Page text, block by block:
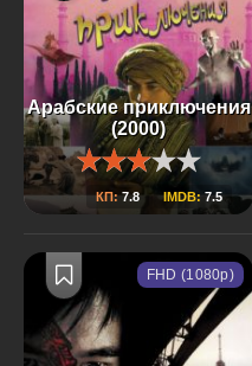
Арабские приключения
(2000)
КП:7.8 IMDB:7.5
FHD (1080p)